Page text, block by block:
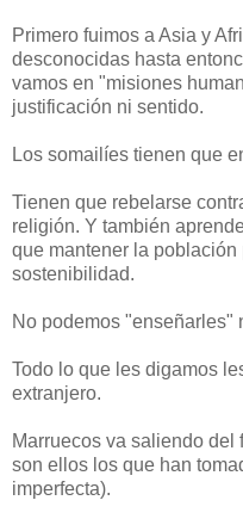
Primero fuimos a Asia y
desconocidas hasta
vamos en "misiones
justificación ni sentido.
Los somailíes tienen que
Tienen que rebelarse
religión. Y también
que mantener la
sostenibilidad.
No podemos "enseñarles"
Todo lo que les digamos
extranjero.
Marruecos va saliendo
son ellos los que han
imperfecta).